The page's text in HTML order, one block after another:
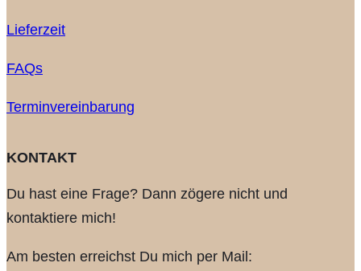
Lieferzeit
FAQs
Terminvereinbarung
KONTAKT
Du hast eine Frage? Dann zögere nicht und
kontaktiere mich!
Am besten erreichst Du mich per Mail: